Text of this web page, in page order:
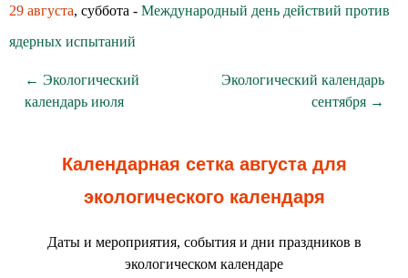
29 августа, суббота - Международный день действий против
ядерных испытаний
← Экологический
календарь июля
Экологический календарь
сентября →
Календарная сетка августа для
экологического календаря
Даты и мероприятия, события и дни праздников в
экологическом календаре